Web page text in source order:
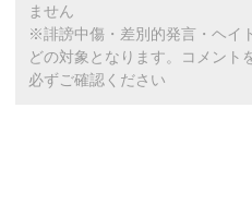
ません
※誹謗中傷・差別的発言・ヘイ
どの対象となります。コメント
必ずご確認ください